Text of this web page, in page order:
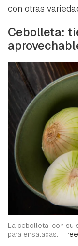
con otras
Cebolleta:
La cebolleta, con su
para ensaladas. |